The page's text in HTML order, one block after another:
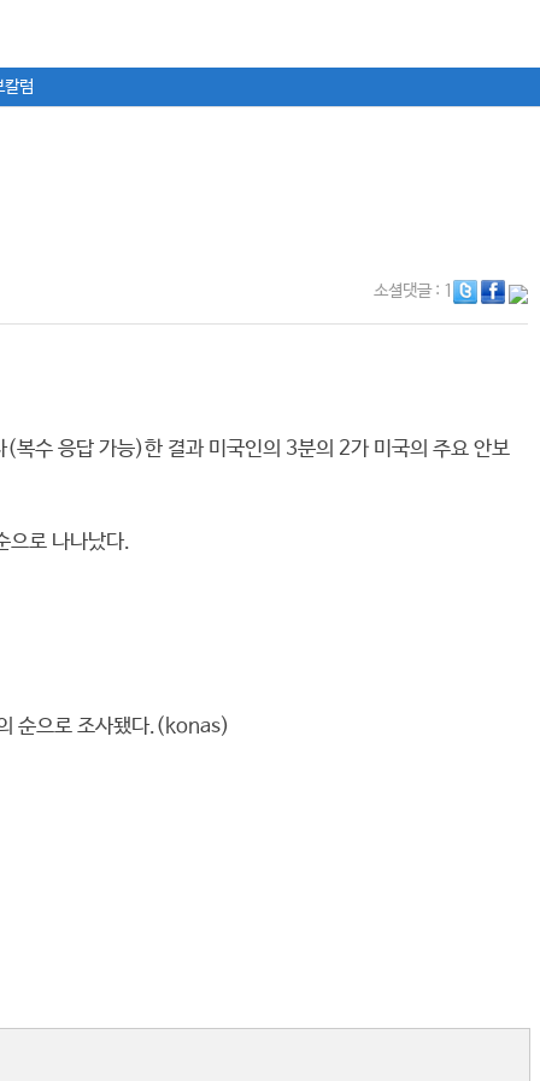
칼럼
소셜댓글: 1
수 응답 가능)한 결과 미국인의 3분의 2가 미국의 주요 안보
로 나나났다.
순으로 조사됐다.(konas)